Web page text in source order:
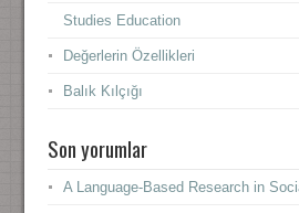
Studies Education
Değerlerin Özellikleri
Balık Kılçığı
Son yorumlar
A Language-Based Research in